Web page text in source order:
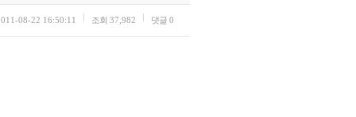
08-22 16:50:11 조회 37,982 댓글 0